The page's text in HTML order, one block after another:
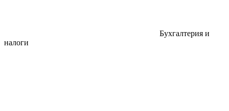
Бухгалтерия и
налоги